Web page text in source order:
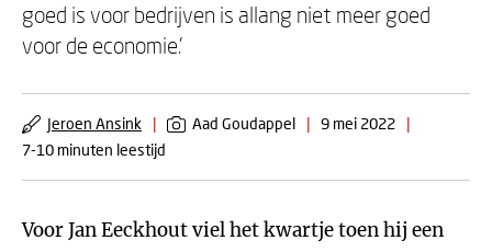
goed is voor bedrijven is allang niet meer goed
voor de economie.’
Jeroen Ansink | Aad Goudappel | 9 mei 2022
|
7-10 minuten leestijd
Voor Jan Eeckhout viel het kwartje toen hij een